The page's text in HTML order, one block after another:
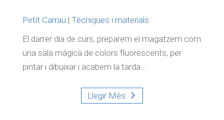
Petit Carrau | Tècniques i materials
El darrer dia de curs, preparem el magatzem com
una sala màgica de colors fluorescents, per
pintar i dibuixar i acabem la tarda...
Llegir Més